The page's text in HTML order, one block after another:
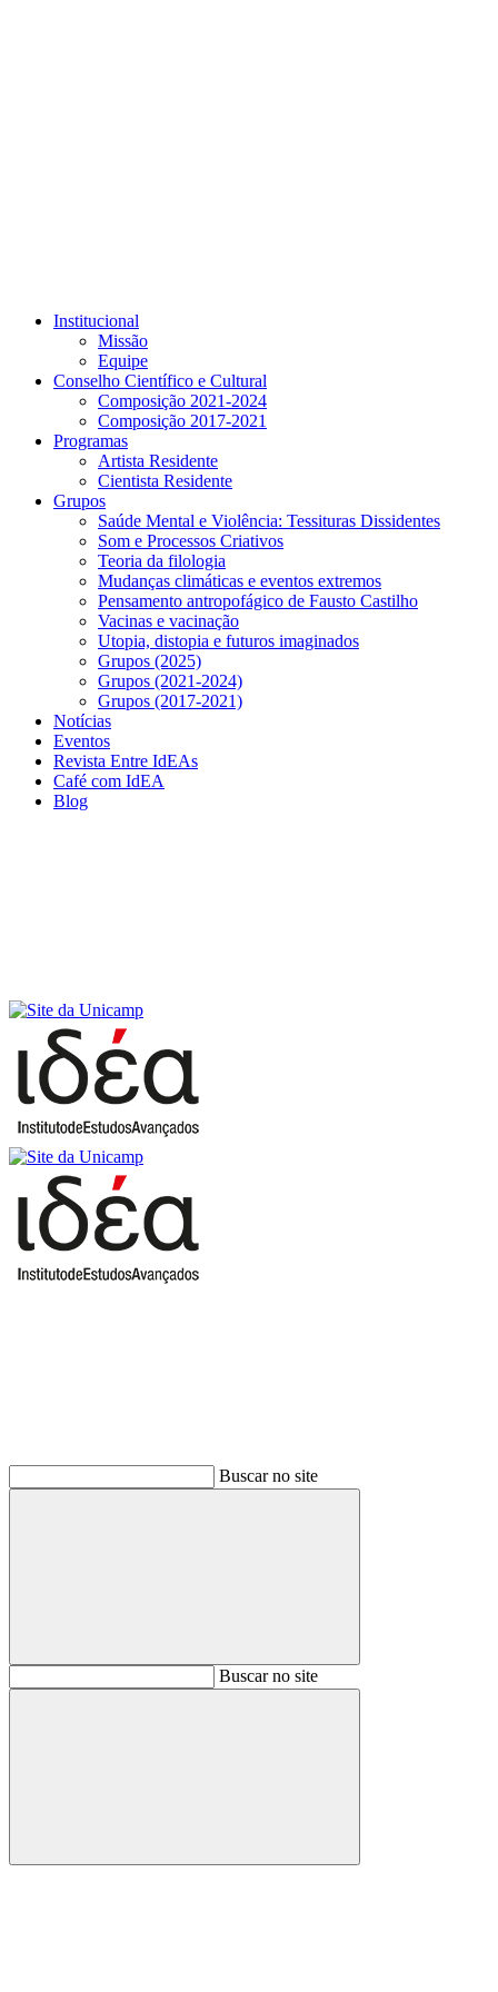
Institucional
Missão
Equipe
Conselho Científico e Cultural
Composição 2021-2024
Composição 2017-2021
Programas
Artista Residente
Cientista Residente
Grupos
Saúde Mental e Violência: Tessituras Dissidentes
Som e Processos Criativos
Teoria da filologia
Mudanças climáticas e eventos extremos
Pensamento antropofágico de Fausto Castilho
Vacinas e vacinação
Utopia, distopia e futuros imaginados
Grupos (2025)
Grupos (2021-2024)
Grupos (2017-2021)
Notícias
Eventos
Revista Entre IdEAs
Café com IdEA
Blog
Buscar no site
BuscarBuscar no site
Buscar